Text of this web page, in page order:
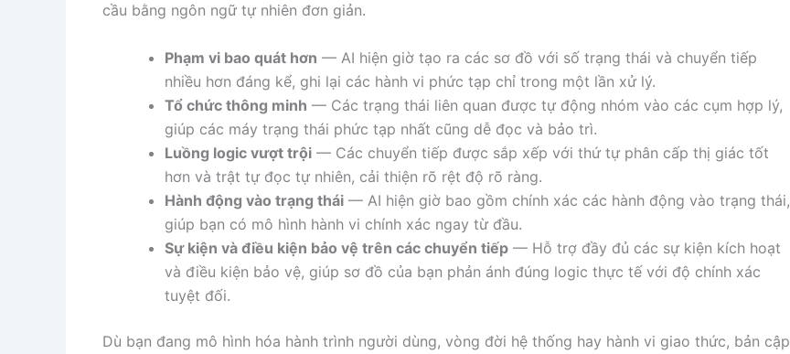
cầu bằng ngôn ngữ tự nhiên đơn giản.
Phạm vi bao quát hơn — AI hiện giờ tạo ra các sơ đồ với số trạng thái và chuyển tiếp
nhiều hơn đáng kể, ghi lại các hành vi phức tạp chỉ trong một lần xử lý.
Tổ chức thông minh — Các trạng thái liên quan được tự động nhóm vào các cụm hợp lý,
giúp các máy trạng thái phức tạp nhất cũng dễ đọc và bảo trì.
Luồng logic vượt trội — Các chuyển tiếp được sắp xếp với thứ tự phân cấp thị giác tốt
hơn và trật tự đọc tự nhiên, cải thiện rõ rệt độ rõ ràng.
Hành động vào trạng thái — AI hiện giờ bao gồm chính xác các hành động vào trạng thái,
giúp bạn có mô hình hành vi chính xác ngay từ đầu.
Sự kiện và điều kiện bảo vệ trên các chuyển tiếp — Hỗ trợ đầy đủ các sự kiện kích hoạt
và điều kiện bảo vệ, giúp sơ đồ của bạn phản ánh đúng logic thực tế với độ chính xác
tuyệt đối.
Dù bạn đang mô hình hóa hành trình người dùng, vòng đời hệ thống hay hành vi giao thức, bản cập